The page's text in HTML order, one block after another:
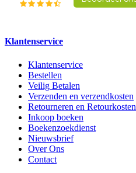
Klantenservice
Klantenservice
Bestellen
Veilig Betalen
Verzenden en verzendkosten
Retourneren en Retourkosten
Inkoop boeken
Boekenzoekdienst
Nieuwsbrief
Over Ons
Contact